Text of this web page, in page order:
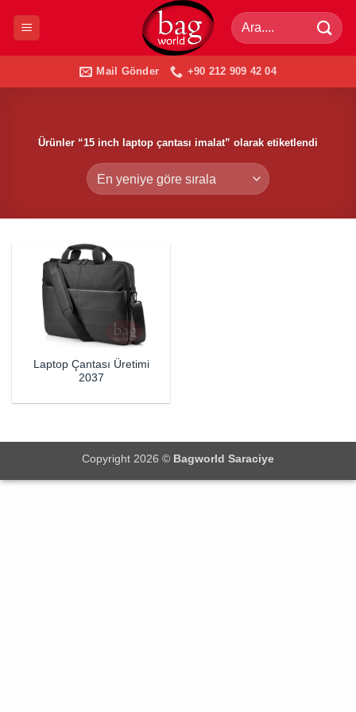
Ara:
Mail Gönder +90 212 909 42 04
Ürünler “15 inch laptop çantası imalat” olarak etiketlendi
Laptop Çantası Üretimi
2037
Copyright 2026 © Bagworld Saraciye